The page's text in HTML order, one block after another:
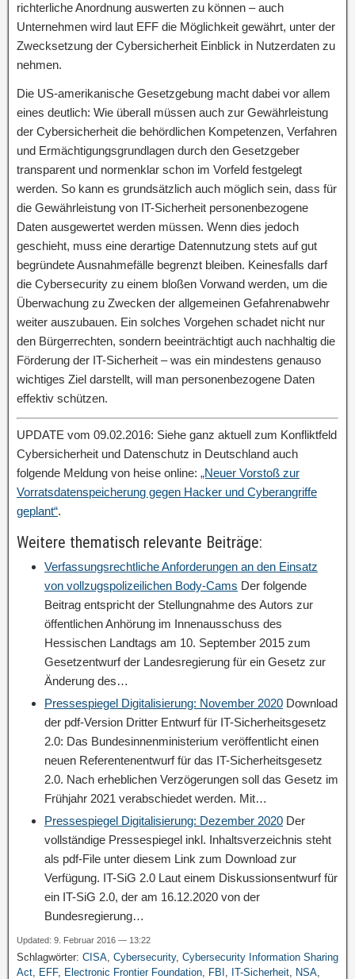
richterliche Anordnung auswerten zu können – auch
Unternehmen wird laut EFF die Möglichkeit gewährt, unter der
Zwecksetzung der Cybersicherheit Einblick in Nutzerdaten zu
nehmen.
Die US-amerikanische Gesetzgebung macht dabei vor allem
eines deutlich: Wie überall müssen auch zur Gewährleistung
der Cybersicherheit die behördlichen Kompetenzen, Verfahren
und Ermächtigungsgrundlagen durch den Gesetzgeber
transparent und normenklar schon im Vorfeld festgelegt
werden. So kann es grundsätzlich auch möglich sein, dass für
die Gewährleistung von IT-Sicherheit personenbezogene
Daten ausgewertet werden müssen. Wenn dies jedoch
geschieht, muss eine derartige Datennutzung stets auf gut
begründete Ausnahmefälle begrenzt bleiben. Keinesfalls darf
die Cybersecurity zu einem bloßen Vorwand werden, um die
Überwachung zu Zwecken der allgemeinen Gefahrenabwehr
weiter auszubauen. Ein solches Vorgehen schadet nicht nur
den Bürgerrechten, sondern beeinträchtigt auch nachhaltig die
Förderung der IT-Sicherheit – was ein mindestens genauso
wichtiges Ziel darstellt, will man personenbezogene Daten
effektiv schützen.
UPDATE vom 09.02.2016: Siehe ganz aktuell zum Konfliktfeld
Cybersicherheit und Datenschutz in Deutschland auch
folgende Meldung von heise online: „Neuer Vorstoß zur
Vorratsdatenspeicherung gegen Hacker und Cyberangriffe
geplant“.
Weitere thematisch relevante Beiträge:
Verfassungsrechtliche Anforderungen an den Einsatz
von vollzugspolizeilichen Body-Cams Der folgende
Beitrag entspricht der Stellungnahme des Autors zur
öffentlichen Anhörung im Innenausschuss des
Hessischen Landtags am 10. September 2015 zum
Gesetzentwurf der Landesregierung für ein Gesetz zur
Änderung des…
Pressespiegel Digitalisierung: November 2020 Download
der pdf-Version Dritter Entwurf für IT-Sicherheitsgesetz
2.0: Das Bundesinnenministerium veröffentlicht einen
neuen Referentenentwurf für das IT-Sicherheitsgesetz
2.0. Nach erheblichen Verzögerungen soll das Gesetz im
Frühjahr 2021 verabschiedet werden. Mit…
Pressespiegel Digitalisierung: Dezember 2020 Der
vollständige Pressespiegel inkl. Inhaltsverzeichnis steht
als pdf-File unter diesem Link zum Download zur
Verfügung. IT-SiG 2.0 Laut einem Diskussionsentwurf für
ein IT-SiG 2.0, der am 16.12.2020 von der
Bundesregierung…
Updated: 9. Februar 2016 — 13:22
Schlagwörter: CISA Cybersecurity, Cybersecurity Information Sharing
Act EFF, Electronic Frontier Foundation FBI IT-Sicherheit NSA